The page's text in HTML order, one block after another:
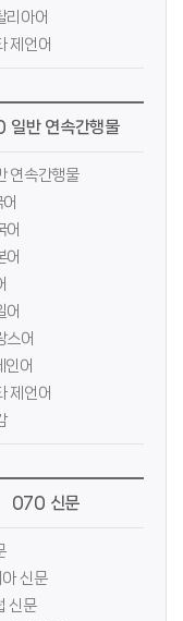
아어
제언어
일반 연속간행물
연속간행물
어
어
제언어
070 신문
신문
신문